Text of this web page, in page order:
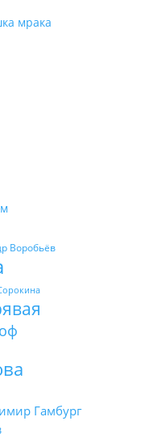
мрака
Воробьёв
Гамбург